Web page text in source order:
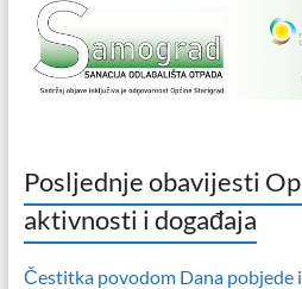
Posljednje obavijesti
aktivnosti i događaja
Čestitka povodom Dana pobjede